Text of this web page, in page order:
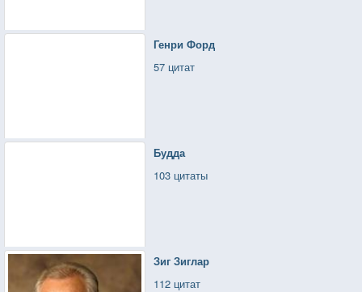
Генри Форд
57 цитат
Будда
103 цитаты
Зиг Зиглар
112 цитат